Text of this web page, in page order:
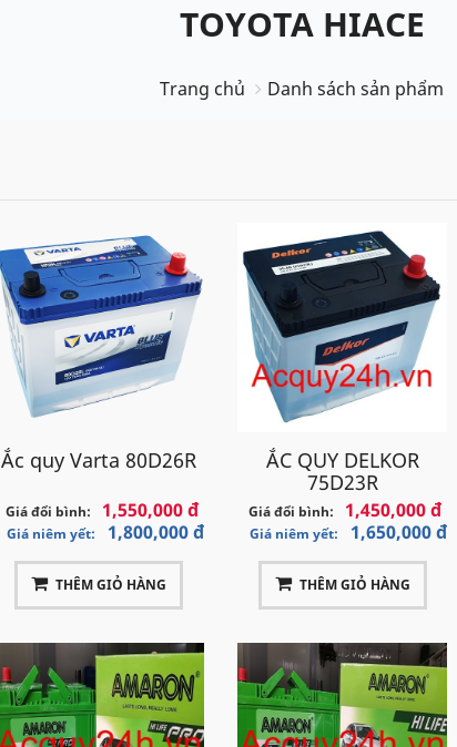
TOYOTA HIACE
Trang chủ Danh sách sản phẩm
Ắc quy Varta 80D26R
Giá đổi bình: 1,550,000 đ
Giá niêm yết: 1,800,000 đ
THÊM GIỎ HÀNG
ẮC QUY DELKOR
75D23R
Giá đổi bình: 1,450,000 đ
Giá niêm yết: 1,650,000 đ
THÊM GIỎ HÀNG